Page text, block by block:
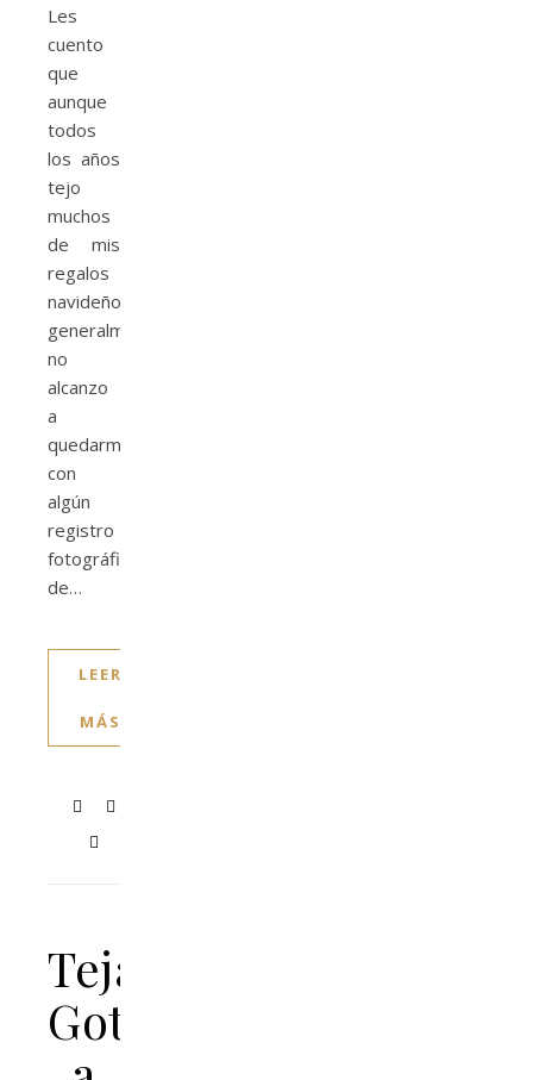
Les
cuento
que
aunque
todos
los años
tejo
muchos
de mis
regalos
navideños,
generalmente
no
alcanzo
a
quedarme
con
algún
registro
fotográfico
de…
LEER
MÁS
Tejamos
Gotitas